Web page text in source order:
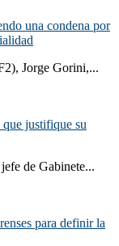
una condena por
Jorge Gorini,...
justifique su
de Gabinete...
para definir la